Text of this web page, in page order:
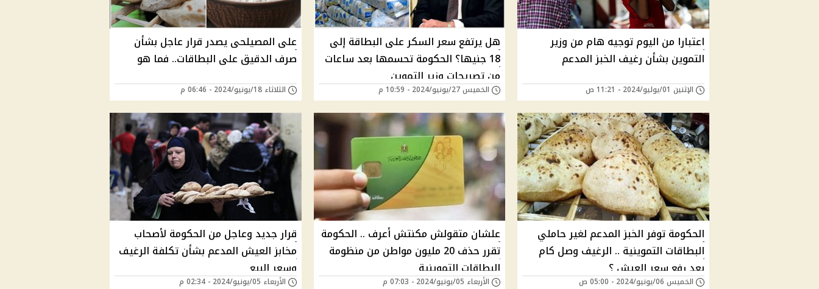
اعتبارا من اليوم توجيه هام من وزير
التموين بشأن رغيف الخبز المدعم
الإثنين 01/يوليو/2024 - 11:21 ص
هل يرتفع سعر السكر على البطاقة إلى
18 جنيها؟ الحكومة تحسمها بعد ساعات
من تصريحات وزير التموين
الخميس 27/يونيو/2024 - 10:59 م
على المصيلحى يصدر قرار عاجل بشأن
صرف الدقيق على البطاقات.. فما هو
الثلاثاء 18/يونيو/2024 - 06:46 م
الحكومة توفر الخبز المدعم لغير حاملي
البطاقات التموينية .. الرغيف وصل كام
بعد رفع سعر العيش ؟
الخميس 06/يونيو/2024 - 05:00 ص
علشان متقولش مكنتش أعرف .. الحكومة
تقرر حذف 20 مليون مواطن من منظومة
البطاقات التموينية
الأربعاء 05/يونيو/2024 - 07:03 م
قرار جديد وعاجل من الحكومة لأصحاب
مخابز العيش المدعم بشأن تكلفة الرغيف
وسعر البيع
الأربعاء 05/يونيو/2024 - 02:34 م